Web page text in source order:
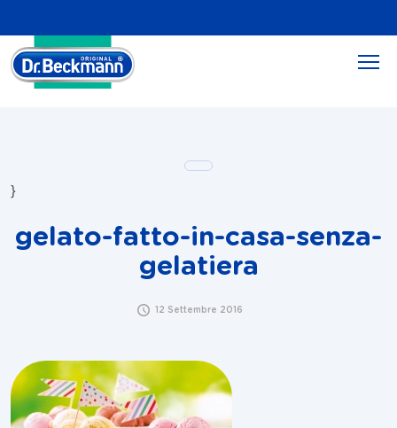
}
gelato-fatto-in-casa-senza-
gelatiera
12 Settembre 2016